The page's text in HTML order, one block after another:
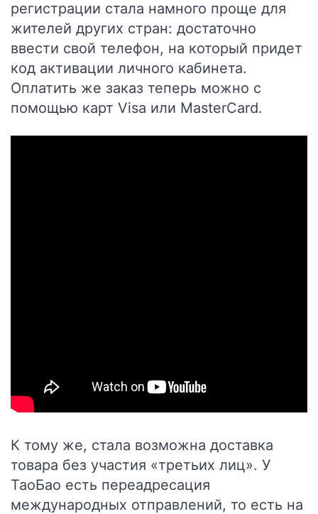
регистрации стала намного проще для
жителей других стран: достаточно
ввести свой телефон, на который придет
код активации личного кабинета.
Оплатить же заказ теперь можно с
помощью карт Visa или MasterCard.
К тому же, стала возможна доставка
товара без участия «третьих лиц». У
ТаоБао есть переадресация
международных отправлений, то есть на